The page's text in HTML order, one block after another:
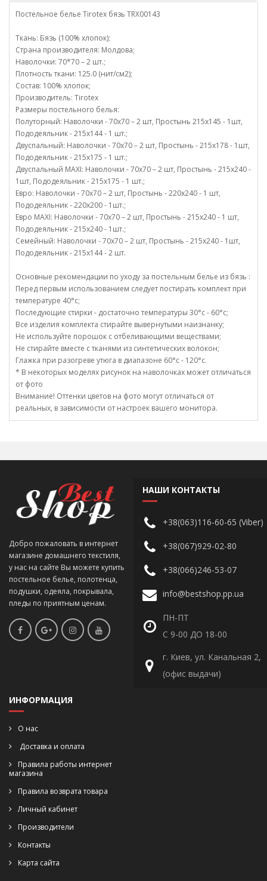
Постельное белье Tirotex бязь TRX00143
Ткань: Бязь (100% хлопок);
Страна производителя: Молдова;
Наволочки: 70*70 – 2 шт.;
Плотность ткани: 125.0 (нит/см2);
Состав: 100% хлопок;
Производитель: Tirotex
Размеры постельного белья:
Полуторный: Наволочки - 70х70 – 2 шт, Простынь 215х145 - 1шт,
Пододеяльник - 215х144 - 1 шт.;
Двуспальный: Наволочки - 70х70 – 2 шт, Простынь - 215х178 - 1шт,
Пододеяльник - 215х175 - 1 шт.;
Двуспальный MAXI: Наволочки - 70х70 – 2 шт, Простынь - 215х240 -
1шт, Пододеяльник - 215х175 - 1 шт.;
Евро: Наволочки - 70х70 – 2 шт, Простынь - 220х240 - 1 шт,
Пододеяльник - 220х200 - 1шт.;
Евро MAXI: Наволочки - 70х70 – 2 шт, Простынь - 215х240 - 1 шт,
Пододеяльник - 215х240 - 1шт.;
Семейный: Наволочки - 70х70 – 2 шт, Простынь - 215х240 - 1шт,
Пододеяльник - 215х144 - 2 шт.
Основные рекомендации по уходу за постельным белье из бязь :
Перед первым использованием следует постирать комплект при
температуре 40°c;
Последующие стирки - достаточно температуры 30°c - 60°c;
Все изделия комплекта стирайте вывернутыми наизнанку;
Не используйте порошок с отбеливающими веществами;
Не стирайте вместе с тканями из синтетических волокон;
Глажка при разогреве утюга в диапазоне 60°c - 120°c.
* В некоторых моделях рисунок на наволочках может отличаться
от фото
Внимание! Оттенки цветов на фото могут отличаться от
реальных, в зависимости от настроек вашего монитора.
Добро пожаловать в интернет
магазине домашнего текстиля,
у нас на сайте Вы можете купить
постельное белье, полотенца,
подушки, одеяла, покрывала,
пледы по приятным ценам.
НАШИ КОНТАКТЫ
+38(063)116-60-65 (Viber)
+38(067)929-02-80
+38(066)246-53-07
info@bestshop.pp.ua
ПН-ПТ
С 9-00 ДО 18-00
г. Киев, ул. Канальная 2,
(офис выдачи)
ИНФОРМАЦИЯ
О нас
Доставка и оплата
Правила работы интернет
магазина
Правила возврата товара
Личный кабинет
Производители
Контакты
Карта сайта